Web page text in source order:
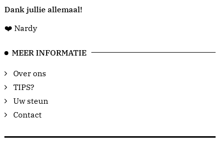
Dank jullie allemaal!
❤️ Nardy
MEER INFORMATIE
Over ons
TIPS?
Uw steun
Contact